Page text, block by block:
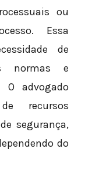
ou
Essa
de
normas e
O advogado
recursos
segurança,
do